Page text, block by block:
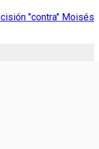
"contra" Moisés